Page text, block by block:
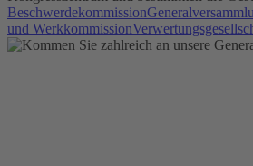
Beschwerdekommission
und Werkkommission